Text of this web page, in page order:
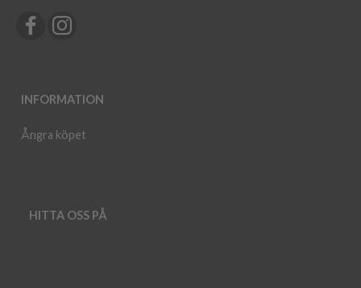
INFORMATION
Ångra köpet
HITTA OSS PÅ